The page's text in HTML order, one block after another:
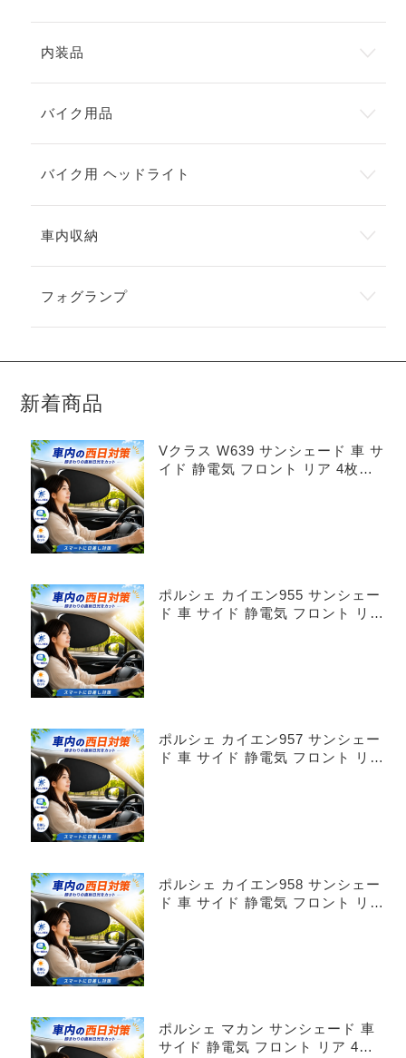
内装品
バイク用品
バイク用 ヘッドライト
車内収納
フォグランプ
新着商品
Vクラス W639 サンシェード 車 サ
イド 静電気 フロント リア 4枚セ
ポルシェ カイエン955 サンシェー
ド 車 サイド 静電気 フロント リア
ポルシェ カイエン957 サンシェー
ド 車 サイド 静電気 フロント リア
ポルシェ カイエン958 サンシェー
ド 車 サイド 静電気 フロント リア
ポルシェ マカン サンシェード 車
サイド 静電気 フロント リア 4枚